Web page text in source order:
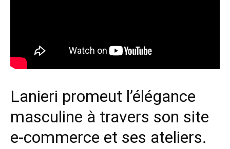
Lanieri promeut l’élégance
masculine à travers son site
e-commerce et ses ateliers.